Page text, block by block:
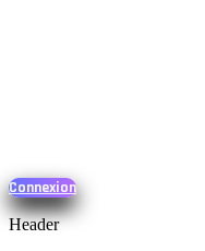
Connexion
Header